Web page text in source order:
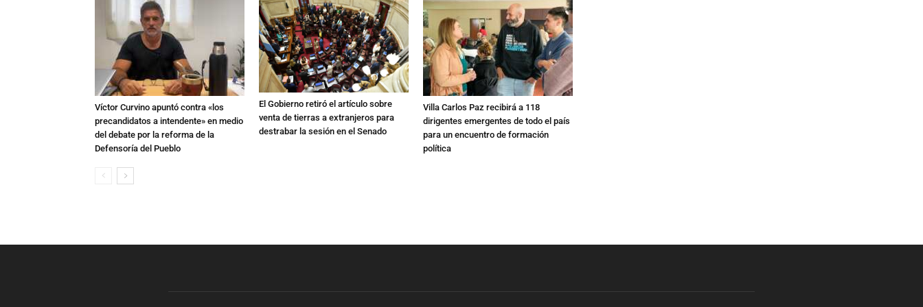
Víctor Curvino apuntó contra «los
precandidatos a intendente» en medio
del debate por la reforma de la
Defensoría del Pueblo
El Gobierno retiró el artículo sobre
venta de tierras a extranjeros para
destrabar la sesión en el Senado
Villa Carlos Paz recibirá a 118
dirigentes emergentes de todo el país
para un encuentro de formación
política